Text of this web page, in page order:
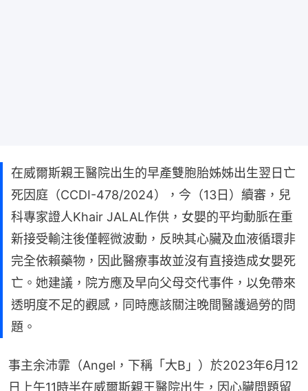
在威爾斯親王醫院出生的早產雙胞胎姊姊出生翌日亡
死因庭（CCDI-478/2024），今（13日）續審，兒
科專家證人Khair JALAL作供，女嬰的平均動脈在重
新接受輸注後僅輕微波動，反映其心臟及血液循環非
完全依賴藥物，因此醫療事故並沒有直接造成女嬰死
亡。她建議，院方應及早向父母交代事件，以免帶來
透明度不足的觀感，同時應該關注晚間醫護過勞的問
題。
事主余沛霏（Angel，下稱「大B」）於2023年6月12
日上午11時半在威爾斯親王醫院出生，因心臟問題留